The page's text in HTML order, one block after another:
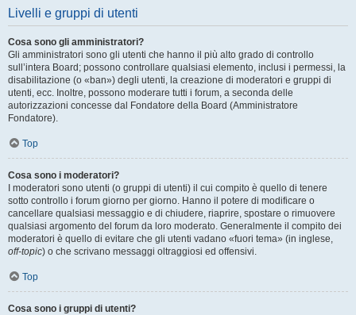
Livelli e gruppi di utenti
Cosa sono gli amministratori?
Gli amministratori sono gli utenti che hanno il più alto grado di controllo
sull’intera Board; possono controllare qualsiasi elemento, inclusi i permessi, la
disabilitazione (o «ban») degli utenti, la creazione di moderatori e gruppi di
utenti, ecc. Inoltre, possono moderare tutti i forum, a seconda delle
autorizzazioni concesse dal Fondatore della Board (Amministratore
Fondatore).
Top
Cosa sono i moderatori?
I moderatori sono utenti (o gruppi di utenti) il cui compito è quello di tenere
sotto controllo i forum giorno per giorno. Hanno il potere di modificare o
cancellare qualsiasi messaggio e di chiudere, riaprire, spostare o rimuovere
qualsiasi argomento del forum da loro moderato. Generalmente il compito dei
moderatori è quello di evitare che gli utenti vadano «fuori tema» (in inglese,
off-topic) o che scrivano messaggi oltraggiosi ed offensivi.
Top
Cosa sono i gruppi di utenti?